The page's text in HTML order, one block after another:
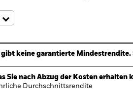
gibt keine garantierte
Sie nach Abzug der Kosten erhalten
Durchschnittsrendite